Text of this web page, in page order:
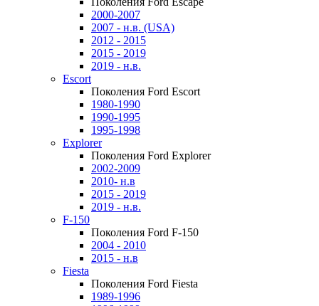
2000-2007
2007 - н.в. (USA)
2012 - 2015
2015 - 2019
2019 - н.в.
Escort
Поколения Ford Escort
1980-1990
1990-1995
1995-1998
Explorer
Поколения Ford Explorer
2002-2009
2010- н.в
2015 - 2019
2019 - н.в.
F-150
Поколения Ford F-150
2004 - 2010
2015 - н.в
Fiesta
Поколения Ford Fiesta
1989-1996